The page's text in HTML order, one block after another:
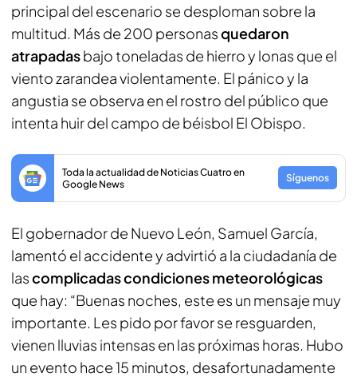
principal del escenario se desploman sobre la
multitud. Más de 200 personasquedaron
atrapadasbajo toneladas de hierro y lonas que el
viento zarandea violentamente. El pánico y la
angustia se observa en el rostro del público que
intenta huir del campo de béisbol El Obispo.
Toda la actualidad de Noticias Cuatro en
Google News
Síguenos
El gobernador de Nuevo León, Samuel García,
lamentó el accidente y advirtió a la ciudadanía de
lascomplicadas condiciones meteorológicas
que hay: “Buenas noches, este es un mensaje muy
importante. Les pido por favor se resguarden,
vienen lluvias intensas en las próximas horas. Hubo
un evento hace 15 minutos, desafortunadamente